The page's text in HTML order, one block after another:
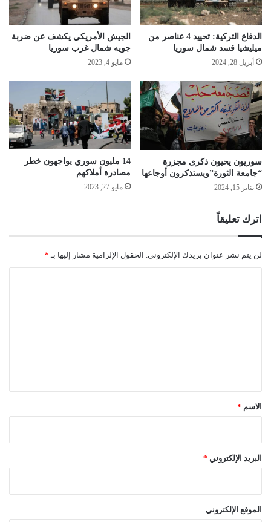
الدفاع التركية: تحييد 4 عناصر من
ميليشيا قسد شمال سوريا
أبريل 28, 2024
الجيش الأمريكي يكشف عن ضربة
جويه شمال غرب سوريا
مايو 4, 2023
سوريون يحيون ذكرى مجزرة
“جامعة الثورة”ويستذكرون أوجاعها
يناير 15, 2024
14 مليون سوري يواجهون خطر
مصادرة أملاكهم
مايو 27, 2023
اترك تعليقاً
لن يتم نشر عنوان بريدك الإلكتروني. الحقول الإلزامية مشار إليها بـ *
*الاسم *
البريد الإلكتروني *
الموقع الإلكتروني